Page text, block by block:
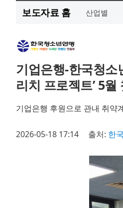
보도자료 홈 산업별
기업은행-한국청소
리치 프로젝트’ 5월
기업은행 후원으로 관내 취약
2026-05-18 17:14 출처: 한